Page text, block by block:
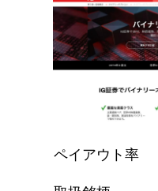
ペイアウト率